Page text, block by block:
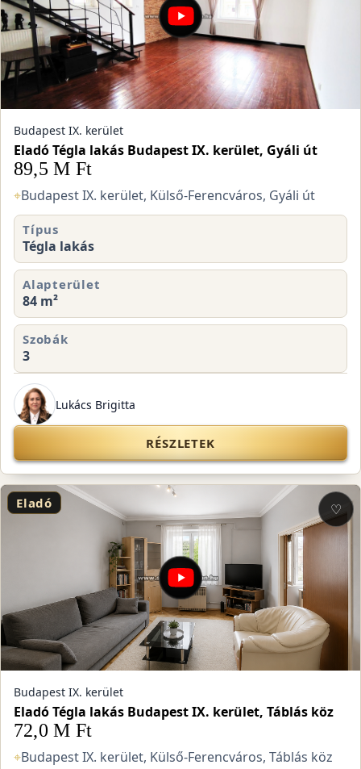
Budapest IX. kerület
Eladó Tégla lakás Budapest IX. kerület, Gyáli út
89,5 M Ft
⌖Budapest IX. kerület, Külső-Ferencváros, Gyáli út
Típus
Tégla lakás
Alapterület
84 m²
Szobák
3
Lukács Brigitta
RÉSZLETEK
Eladó ♡
Budapest IX. kerület
Eladó Tégla lakás Budapest IX. kerület, Táblás köz
72,0 M Ft
⌖Budapest IX. kerület, Külső-Ferencváros, Táblás köz